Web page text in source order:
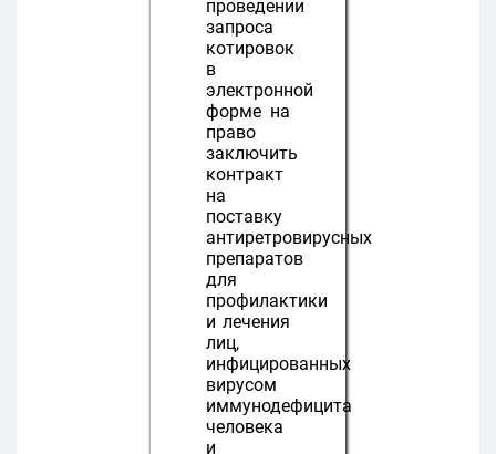
проведении
запроса
котировок
в
электронной
форме на
право
заключить
контракт
на
поставку
антиретровирусных
препаратов
для
профилактики
и лечения
лиц,
инфицированных
вирусом
иммунодефицита
человека
и